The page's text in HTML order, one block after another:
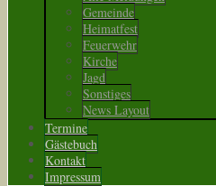
Gemeinde
Heimatfest
Feuerwehr
Kirche
Jagd
Sonstiges
News Layout
Termine
Gästebuch
Kontakt
Impressum